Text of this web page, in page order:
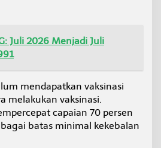
Juli 2026 Menjadi Juli
mendapatkan vaksinasi
melakukan vaksinasi.
capaian 70 persen
batas minimal kekebalan